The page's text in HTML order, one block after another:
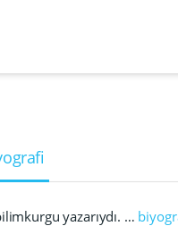
yazarıydı. …